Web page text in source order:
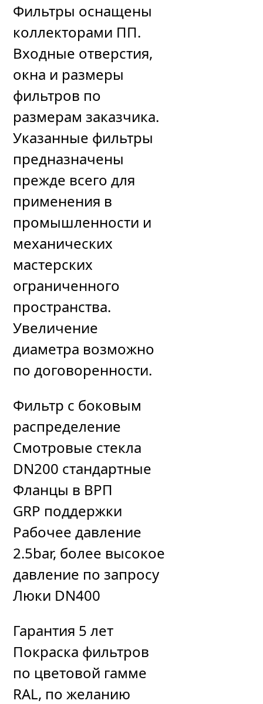
Фильтры оснащены
коллекторами ПП.
Входные отверстия,
окна и размеры
фильтров по
размерам заказчика.
Указанные фильтры
предназначены
прежде всего для
применения в
промышленности и
механических
мастерских
ограниченного
пространства.
Увеличение
диаметра возможно
по договоренности.
Фильтр с боковым
распределение
Смотровые стекла
DN200 стандартные
Фланцы в ВРП
GRP поддержки
Рабочее давление
2.5bar, более высокое
давление по запросу
Люки DN400
Гарантия 5 лет
Покраска фильтров
по цветовой гамме
RAL, по желанию